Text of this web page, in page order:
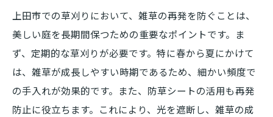
上田市での草刈りにおいて、雑草の再発を防ぐことは、
美しい庭を長期間保つための重要なポイントです。ま
ず、定期的な草刈りが必要です。特に春から夏にかけて
は、雑草が成長しやすい時期であるため、細かい頻度で
の手入れが効果的です。また、防草シートの活用も再発
防止に役立ちます。これにより、光を遮断し、雑草の成